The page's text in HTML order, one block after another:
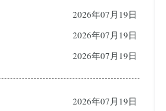
2026年07月19日
2026年07月19日
2026年07月19日
2026年07月19日